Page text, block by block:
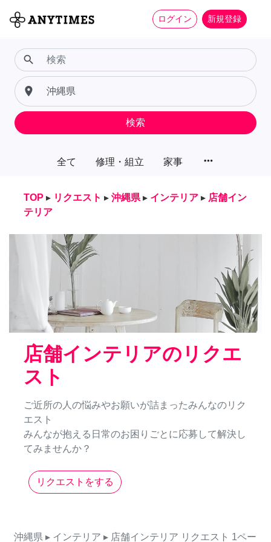
ログイン 新規登録
全て 修理・組立 家事 more_horiz
search
place
検索
TOP ▸ リクエスト ▸ 沖縄県 ▸ インテリア ▸ 店舗イン
テリア
店舗インテリアのリクエ
スト
ご近所の人の悩みやお願いが詰まったみんなのリク
エスト
みんなが抱える日常のお困りごとに応募して解決し
てみませんか？
リクエストをする
沖縄県 ▸ インテリア ▸ 店舗インテリア リクエスト 1ペー